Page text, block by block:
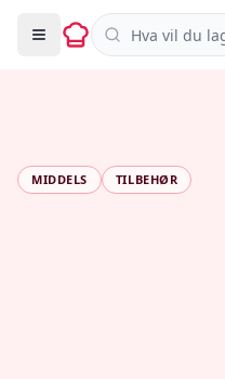
Søk i oppskrifter
MIDDELS TILBEHØR